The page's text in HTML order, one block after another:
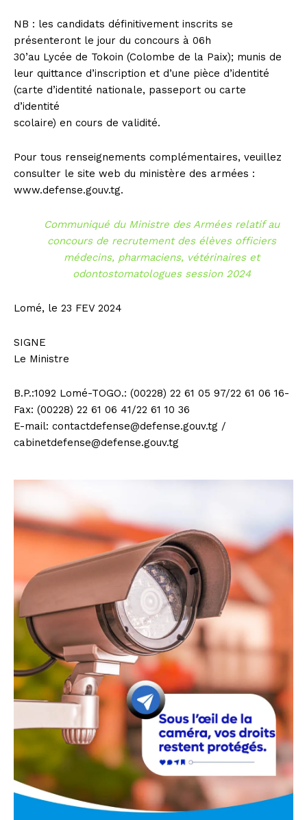
NB : les candidats définitivement inscrits se
présenteront le jour du concours à 06h
30’au Lycée de Tokoin (Colombe de la Paix); munis de
leur quittance d’inscription et d’une pièce d’identité
(carte d’identité nationale, passeport ou carte
d’identité
scolaire) en cours de validité.
Pour tous renseignements complémentaires, veuillez
consulter le site web du ministère des armées :
www.defense.gouv.tg.
Communiqué du Ministre des Armées relatif au
concours de recrutement des élèves officiers
médecins, pharmaciens, vétérinaires et
odontostomatologues session 2024
Lomé, le 23 FEV 2024
SIGNE
Le Ministre
B.P.:1092 Lomé-TOGO.: (00228) 22 61 05 97/22 61 06 16-
Fax: (00228) 22 61 06 41/22 61 10 36
E-mail: contactdefense@defense.gouv.tg /
cabinetdefense@defense.gouv.tg